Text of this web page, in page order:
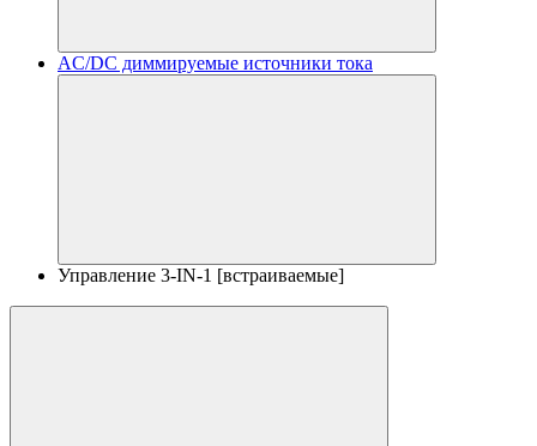
AC/DC диммируемые источники тока
Управление 3-IN-1 [встраиваемые]